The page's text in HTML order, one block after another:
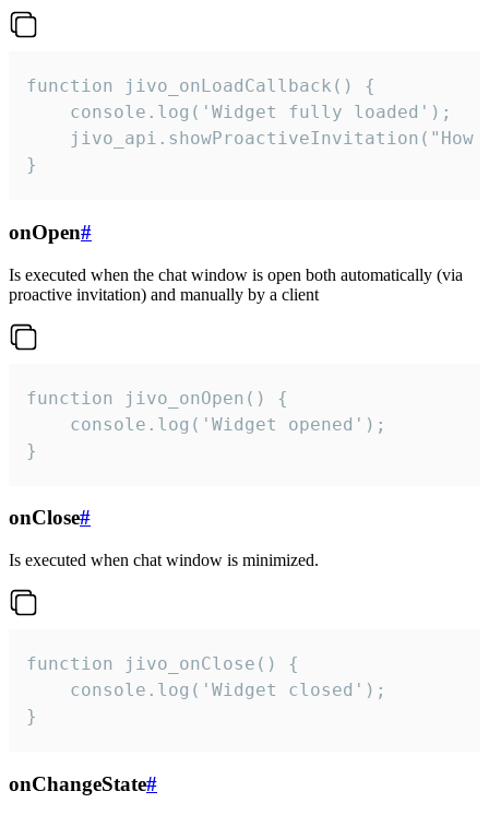
function jivo_onLoadCallback() {
    console.log('Widget fully loaded');
jivo_api.showProactiveInvitation("How
}
onOpen#
Is executed when the chat window is open both automatically (via
proactive invitation) and manually by a client
function jivo_onOpen() {
    console.log('Widget opened');
}
onClose#
Is executed when chat window is minimized.
function jivo_onClose() {
    console.log('Widget closed');
}
onChangeState#